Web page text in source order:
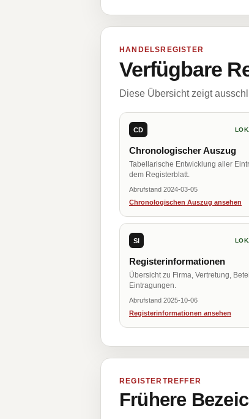
HANDELSREGISTER
Verfügbare
Diese Übersicht zeigt
CD
Chronologischer Auszug
Tabellarische Entwicklung aller
dem Registerblatt.
Abrufstand 2024-03-05
Chronologischen Auszug ansehen
SI
Registerinformationen
Übersicht zu Firma, Vertretung,
Eintragungen.
Abrufstand 2025-10-06
Registerinformationen ansehen
REGISTERTREFFER
Frühere